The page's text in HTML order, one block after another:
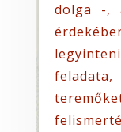
dolga -,
feladata,